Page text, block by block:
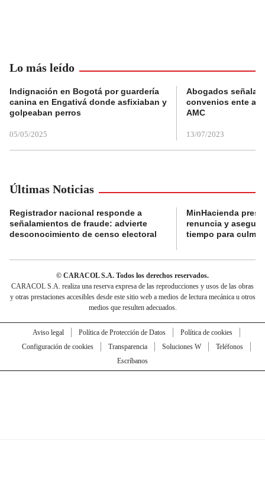
Lo más leído
Indignación en Bogotá por guardería
canina en Engativá donde asfixiaban y
golpeaban perros
05/05/2025
Abogados
convenios ente
AMC
13/07/2023
Últimas Noticias
Registrador nacional responde a
señalamientos de fraude: advierte
desconocimiento de censo electoral
MinHacienda
renuncia y
tiempo para
© CARACOL S.A. Todos los derechos reservados.
CARACOL S.A. realiza una reserva expresa de las reproducciones y usos de las obras
y otras prestaciones accesibles desde este sitio web a medios de lectura mecánica u otros
medios que resulten adecuados.
Aviso legal Política de Protección de Datos
Política de cookies
Configuración de cookies
Transparencia Soluciones W
Teléfonos
Escríbanos